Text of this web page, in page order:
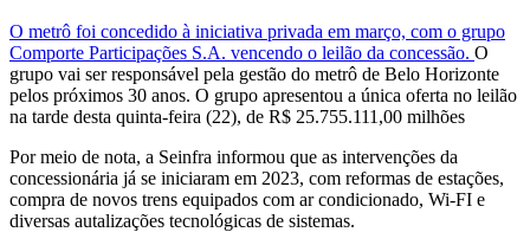
O metrô foi concedido à iniciativa privada em março, com o grupo
Comporte Participações S.A. vencendo o leilão da concessão. O
grupo vai ser responsável pela gestão do metrô de Belo Horizonte
pelos próximos 30 anos. O grupo apresentou a única oferta no leilão
na tarde desta quinta-feira (22), de R$ 25.755.111,00 milhões
Por meio de nota, a Seinfra informou que as intervenções da
concessionária já se iniciaram em 2023, com reformas de estações,
compra de novos trens equipados com ar condicionado, Wi-FI e
diversas autalizações tecnológicas de sistemas.